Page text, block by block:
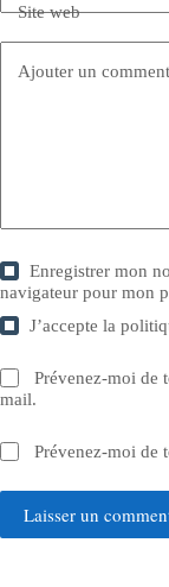
Site web
Ajouter un
Enregistrer mon
navigateur pour mon
J’accepte la
Prévenez-moi de
mail.
Prévenez-moi de
Laisser un